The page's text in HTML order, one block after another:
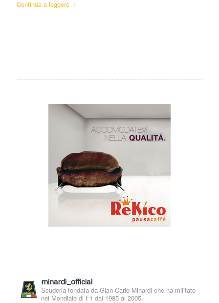
Continua a leggere
minardi_official
Scuderia fondata da Gian Carlo Minardi che ha militato
nel Mondiale di F1 dal 1985 al 2005.